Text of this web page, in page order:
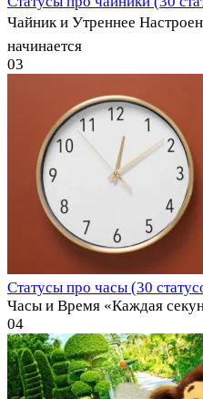
Чайник и Утреннее
начинается
03
Статусы про часы (30
Часы и Время «Каждая
04